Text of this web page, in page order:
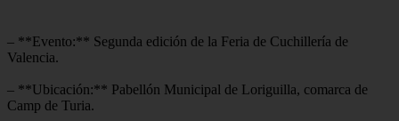
– **Evento:** Segunda edición de la Feria de Cuchillería de
Valencia.
– **Ubicación:** Pabellón Municipal de Loriguilla, comarca de
Camp de Turia.